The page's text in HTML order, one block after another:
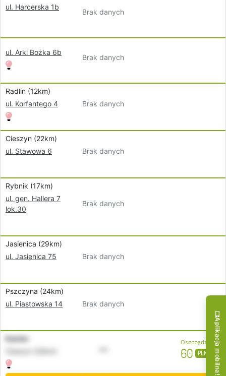
ul. Harcerska 1b
Brak danych
ul. Arki Bożka 6b
Brak danych
Radlin (12km)
ul. Korfantego 4
Brak danych
Cieszyn (22km)
ul. Stawowa 6
Brak danych
Rybnik (17km)
ul. gen. Hallera 7
lok.30
Brak danych
Jasienica (29km)
ul. Jasienica 75
Brak danych
Pszczyna (24km)
ul. Piastowska 14
Brak danych
Kantor
•••
Oszczędzasz
60 PLN Aplikacja mobilna!